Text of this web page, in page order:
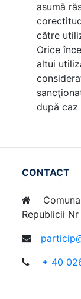
asumă
către
Orice
altui
după caz
CONTACT
Republicii
+ 40